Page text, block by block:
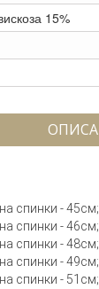
15%
спинки - 45см;
спинки - 46см;
спинки - 48см;
спинки - 49см;
спинки - 51см;